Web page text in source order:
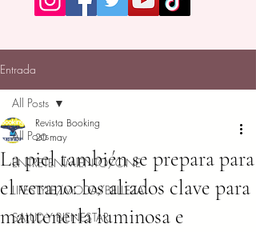
Entrada
All Posts
ENTRETENIMIENTO/CINE
LIFESTYLE/MODA/BELLEZA
SALUD Y BIENESTAR
All Posts
La piel también se prepara para
el verano: los aliados clave para
mantenerla luminosa e
Revista Booking
20 may